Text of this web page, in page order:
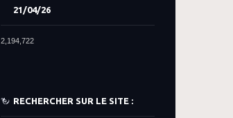
21/04/26
2,194,722
RECHERCHER SUR LE SITE :